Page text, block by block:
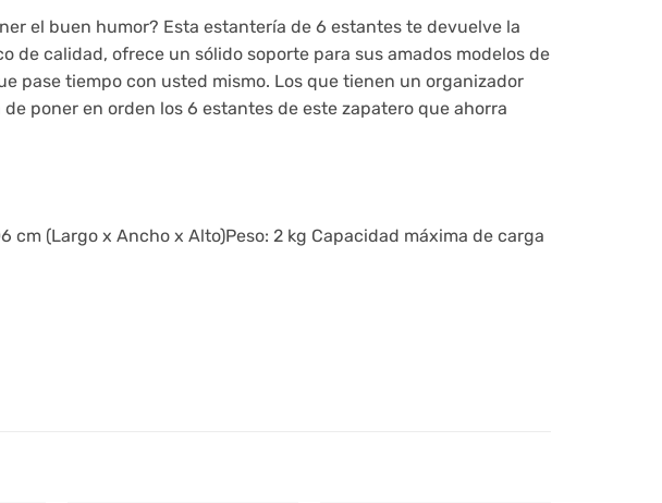
el buen humor? Esta estantería de 6 estantes te devuelve la
calidad, ofrece un sólido soporte para sus amados modelos de
pase tiempo con usted mismo. Los que tienen un organizador
poner en orden los 6 estantes de este zapatero que ahorra
cm (Largo x Ancho x Alto)Peso: 2 kg Capacidad máxima de carga